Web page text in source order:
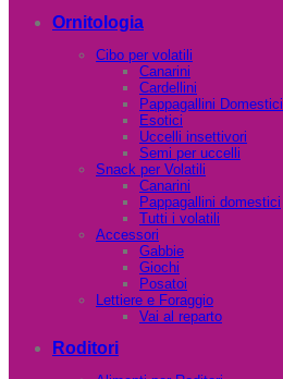
Ornitologia
Cibo per volatili
Canarini
Cardellini
Pappagallini Domestici
Esotici
Uccelli insettivori
Semi per uccelli
Snack per Volatili
Canarini
Pappagallini domestici
Tutti i volatili
Accessori
Gabbie
Giochi
Posatoi
Lettiere e Foraggio
Vai al reparto
Roditori